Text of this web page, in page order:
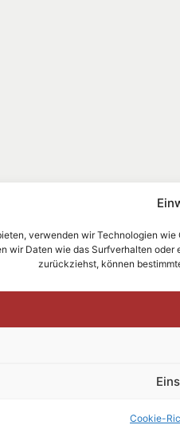
verwenden wir Technologien
wir Daten wie das Surfverhalten
zurückziehst, können
Cookie-